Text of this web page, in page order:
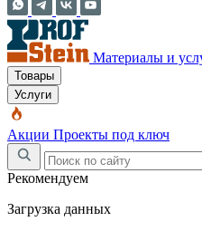
Материалы и
Товары
Услуги
Акции Проекты под ключ
Рекомендуем
Загрузка данных